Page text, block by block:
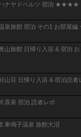
ハナヤドベルツ 宿泊 ★★★★
温泉旅館 宿泊 その1 お部
山旅館 日帰り入浴 & 宿泊
好山荘 日帰り入浴 & 宿泊
喜泉 宿泊 読者レポ
東鳴子温泉 旅館大沼